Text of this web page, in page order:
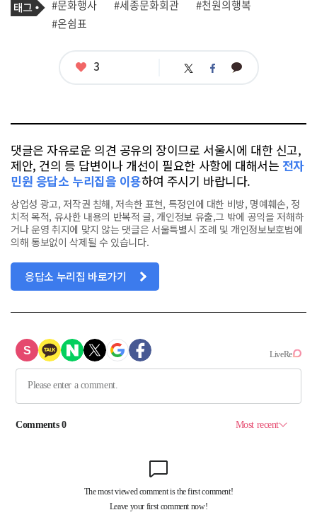
사
관
련
태
그
#문화행사 #세종문화회관
#천원의행복
#온쉼표
좋
3 트 페 카
댓글은 자유로운 의견 공유의 장이므로 서울시에 대한 신고,
제안, 건의 등 답변이나 개선이 필요한 사항에 대해서는 전자
민원 응답소 누리집을 이용하여 주시기 바랍니다.
상업성 광고, 저작권 침해, 저속한 표현, 특정인에 대한 비방, 명예훼손, 정
치적 목적, 유사한 내용의 반복적 글, 개인정보 유출,그 밖에 공익을 저해하
거나 운영 취지에 맞지 않는 댓글은 서울특별시 조례 및 개인정보보호법에
의해 통보없이 삭제될 수 있습니다.
응답소 누리집 바로가기